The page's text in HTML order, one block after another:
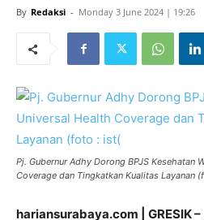
By Redaksi - Monday 3 June 2024 | 19:26
Pj. Gubernur Adhy Dorong BPJS Kesehatan
Coverage dan Tingkatkan Kualitas Layanan
hariansurabaya.com | GRESIK –